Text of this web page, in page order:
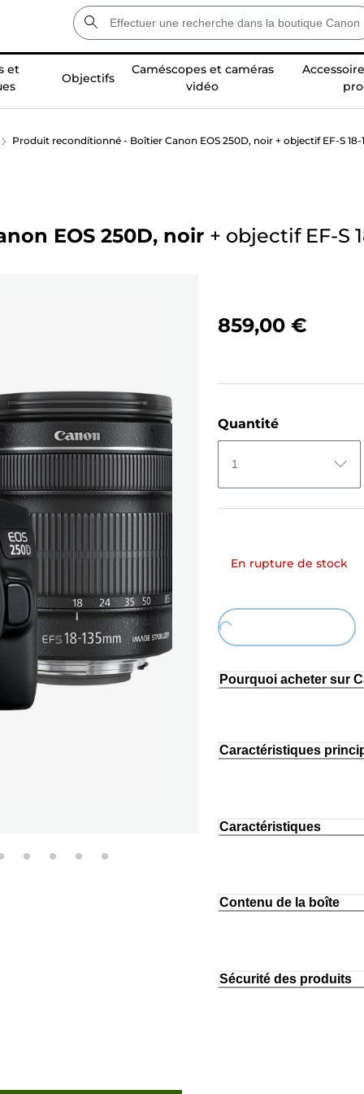
et
Objectifs
Caméscopes et caméras
vidéo
Produit reconditionné - Boîtier Canon EOS 250D, noir + objectif EF-S 18-
EOS 250D, noir + objectif EF-S
859,00 €
Quantité
1
En rupture de stock
Loading...
Pourquoi acheter sur
Caractéristiques
Caractéristiques
Contenu de la boîte
Sécurité des produits